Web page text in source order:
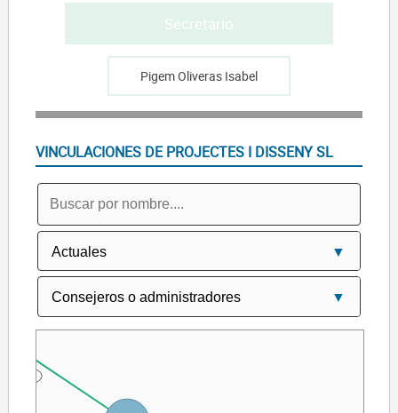
Secretario
Pigem Oliveras Isabel
VINCULACIONES DE PROJECTES I DISSENY SL